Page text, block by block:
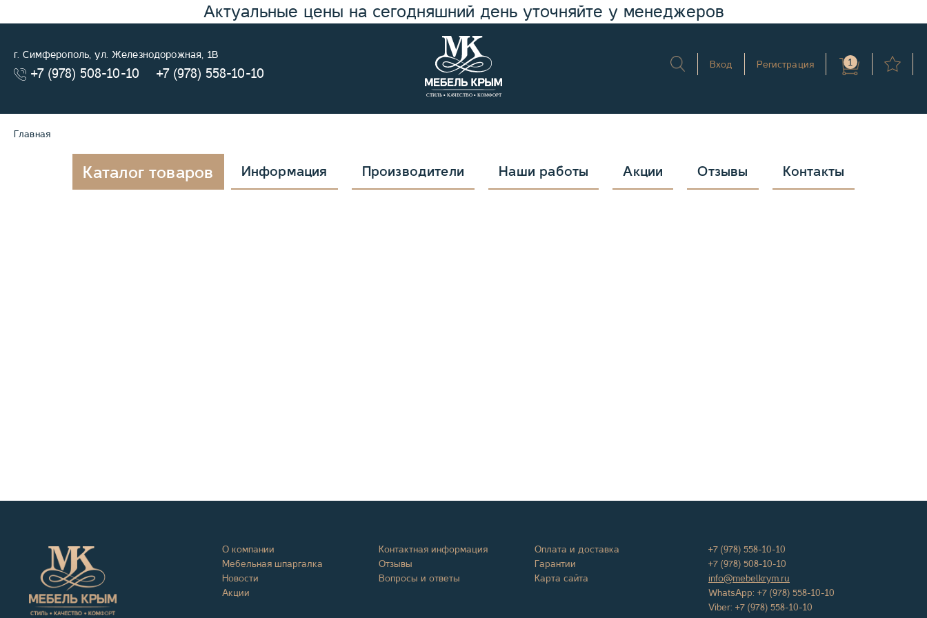
Актуальные цены на сегодняшний день уточняйте у менеджеров
г. Симферополь, ул. Железнодорожная, 1В
+7 (978) 508-10-10 +7 (978) 558-10-10
Вход Регистрация 1
Главная
Каталог товаров Информация Производители Наши работы Акции Отзывы Контакты
О компании
Мебельная шпаргалка
Новости
Акции
Контактная информация
Отзывы
Вопросы и ответы
Оплата и доставка
Гарантии
Карта сайта
+7 (978) 558-10-10
+7 (978) 508-10-10
info@mebelkrym.ru
WhatsApp: +7 (978) 558-10-10
Viber: +7 (978) 558-10-10